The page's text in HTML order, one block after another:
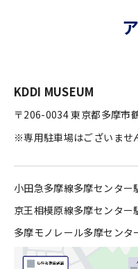
KDDI MUSEUM
〒206-0034 東京都多摩市
※専用駐車場はございませ
小田急多摩線多摩センター
京王相模原線多摩センター
多摩モノレール多摩センタ